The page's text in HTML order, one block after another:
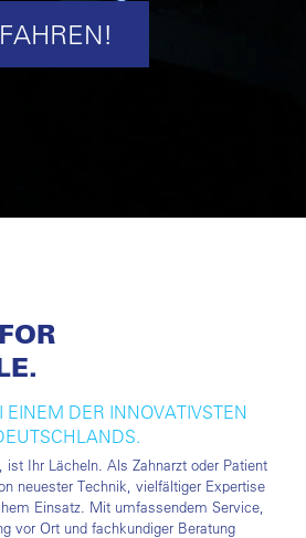
DER INNOVATIVSTEN
Ihr Lächeln. Als Zahnarzt oder Patient
neuester Technik, vielfältiger Expertise
Einsatz. Mit umfassendem Service,
vor Ort und fachkundiger Beratung